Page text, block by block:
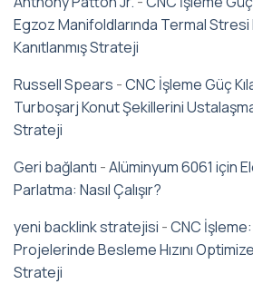
Egzoz Manifoldlarında Termal Stresi
Kanıtlanmış Strateji
Russell Spears -CNC İşleme Güç
Turboşarj Konut Şekillerini
Strateji
Geri bağlantı -Alüminyum 6061 için
Parlatma: Nasıl Çalışır?
yeni backlink stratejisi -CNC
Projelerinde Besleme Hızını
Strateji